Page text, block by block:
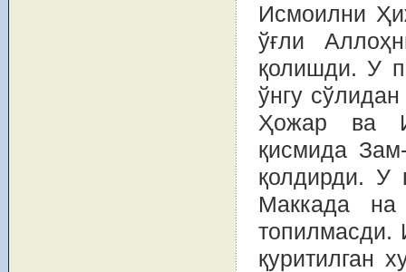
Исмоилни
ўғли
қолишди. У
ўнгу
Ҳожар ва
қисмида
қолдирди. У
Маккада
топилмасди.
қуритилган